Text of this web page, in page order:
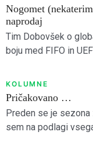
Nogomet
naprodaj
Tim Dobovšek o
boju med FIFO in
KOLUMNE
Pričakovano …
Preden se je sezona
sem na podlagi